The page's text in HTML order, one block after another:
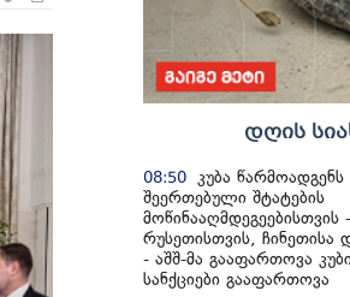
დღის
08:50 კუბა
შეერთებული შტატების
მოწინააღმდეგეებისთვის -
რუსეთისთვის, ჩინეთისა
- აშშ-მა გააფართოვა
სანქციები გააფართოვა